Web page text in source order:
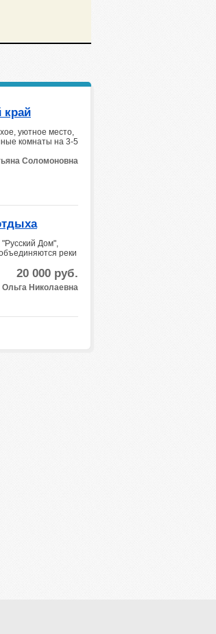
край
уютное место,
комнаты на 3-5
Соломоновна
Дом",
реки
20 000 руб.
Ольга Николаевна